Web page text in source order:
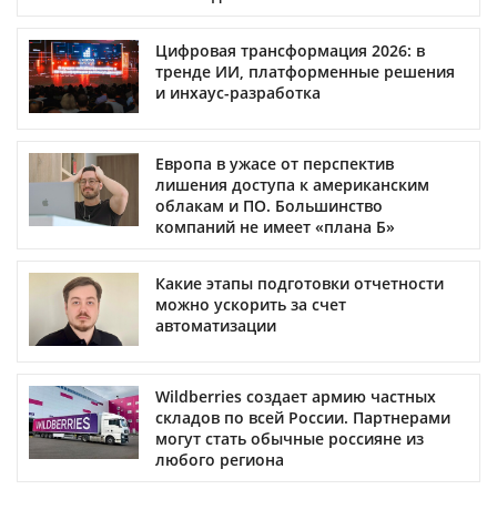
Цифровая трансформация 2026: в
тренде ИИ, платформенные решения
и инхаус-разработка
Европа в ужасе от перспектив
лишения доступа к американским
облакам и ПО. Большинство
компаний не имеет «плана Б»
Какие этапы подготовки отчетности
можно ускорить за счет
автоматизации
Wildberries создает армию частных
складов по всей России. Партнерами
могут стать обычные россияне из
любого региона